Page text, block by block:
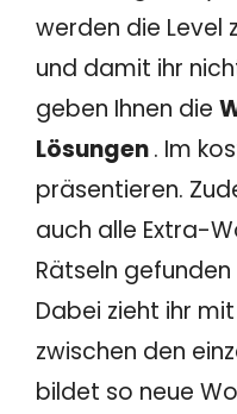
werden die Level
und damit ihr
geben Ihnen die
Lösungen. Im
präsentieren.
auch alle Extra-
Rätseln
Dabei zieht ihr
zwischen den
bildet so neue